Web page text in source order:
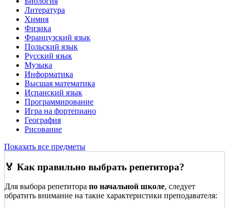
Литература
Химия
Физика
Французский язык
Польский язык
Русский язык
Музыка
Информатика
Высшая математика
Испанский язык
Программирование
Игра на фортепиано
География
Рисование
Показать все предметы
🏅 Как правильно выбрать репетитора?
Для выбора репетитора по начальной школе, следует
обратить внимание на такие характеристики преподавателя: